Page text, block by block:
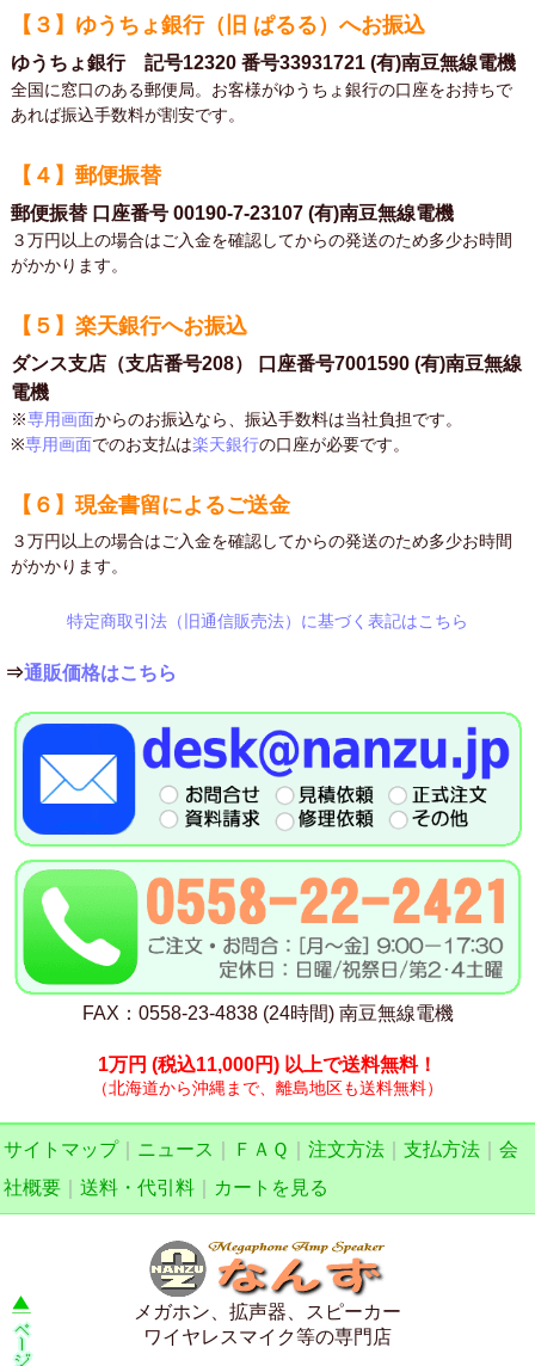
【３】ゆうちょ銀行（旧 ぱるる）へお振込
ゆうちょ銀行 記号12320 番号33931721 (有)南豆無線電機
全国に窓口のある郵便局。お客様がゆうちょ銀行の口座をお持ちで
あれば振込手数料が割安です。
【４】郵便振替
郵便振替 口座番号 00190-7-23107 (有)南豆無線電機
３万円以上の場合はご入金を確認してからの発送のため多少お時間
がかかります。
【５】楽天銀行へお振込
ダンス支店（支店番号208） 口座番号7001590 (有)南豆無線
電機
※専用画面からのお振込なら、振込手数料は当社負担です。
※専用画面でのお支払は楽天銀行の口座が必要です。
【６】現金書留によるご送金
３万円以上の場合はご入金を確認してからの発送のため多少お時間
がかかります。
特定商取引法（旧通信販売法）に基づく表記はこちら
⇒通販価格はこちら
FAX：0558-23-4838 (24時間) 南豆無線電機
1万円 (税込11,000円) 以上で送料無料！
（北海道から沖縄まで、離島地区も送料無料）
サイトマップ｜ ニュース ＦＡＱ 注文方法 支払方法
会
社概要
送料・代引料 カートを見る
メガホン、拡声器、スピーカー
ワイヤレスマイク等の専門店